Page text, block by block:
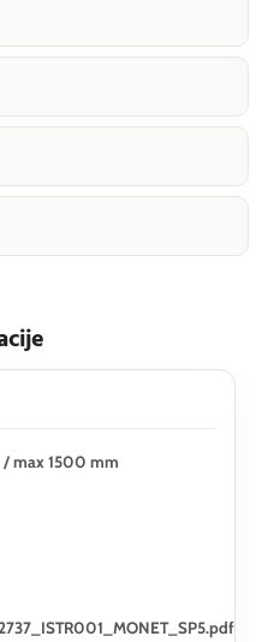
max 1500 mm